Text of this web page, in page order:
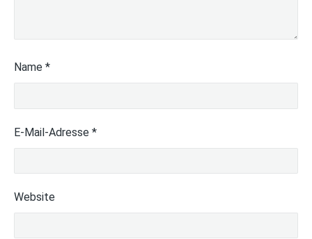
Name *
E-Mail-Adresse *
Website